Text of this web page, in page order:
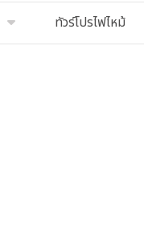
ทัวร์โปรไฟไหม้